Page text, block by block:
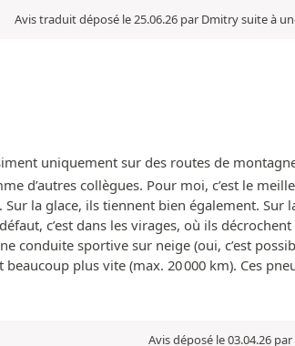
Avis traduit déposé le 25.06.26 par Dmitry suite à
uniquement sur des routes de
d’autres collègues. Pour moi, c’est le
la glace, ils tiennent bien également.
c’est dans les virages, où ils
conduite sportive sur neige (oui, c’est
plus vite (max. 20 000 km). Ces
Avis déposé le 03.04.26